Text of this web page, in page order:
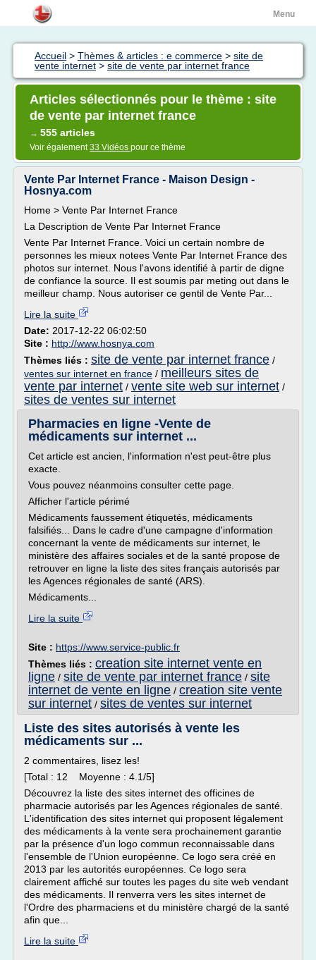
Menu
Accueil > Thèmes & articles : e commerce > site de
vente internet > site de vente par internet france
Articles sélectionnés pour le thème : site
de vente par internet france
→ 555 articles
Voir également33 Vidéos pour ce thème
Vente Par Internet France - Maison Design -
Hosnya.com
Home > Vente Par Internet France
La Description de Vente Par Internet France
Vente Par Internet France. Voici un certain nombre de
personnes les mieux notees Vente Par Internet France des
photos sur internet. Nous l'avons identifié à partir de digne
de confiance la source. Il est soumis par meting out dans le
meilleur champ. Nous autoriser ce gentil de Vente Par...
Lire la suite
Date: 2017-12-22 06:02:50
Site : http://www.hosnya.com
Thèmes liés : site de vente par internet france /
ventes sur internet en france / meilleurs sites de
vente par internet / vente site web sur internet /
sites de ventes sur internet
Pharmacies en ligne -Vente de
médicaments sur internet ...
Cet article est ancien, l'information n'est peut-être plus
exacte.
Vous pouvez néanmoins consulter cette page.
Afficher l'article périmé
Médicaments faussement étiquetés, médicaments
falsifiés... Dans le cadre d'une campagne d'information
concernant la vente de médicaments sur internet, le
ministère des affaires sociales et de la santé propose de
retrouver en ligne la liste des sites français autorisés par
les Agences régionales de santé (ARS).
Médicaments...
Lire la suite
Site : https://www.service-public.fr
Thèmes liés : creation site internet vente en
ligne / site de vente par internet france / site
internet de vente en ligne / creation site vente
sur internet / sites de ventes sur internet
Liste des sites autorisés à vente les
médicaments sur ...
2 commentaires, lisez les!
[Total : 12 Moyenne : 4.1/5]
Découvrez la liste des sites internet des officines de
pharmacie autorisés par les Agences régionales de santé.
L'identification des sites internet qui proposent légalement
des médicaments à la vente sera prochainement garantie
par la présence d'un logo commun reconnaissable dans
l'ensemble de l'Union européenne. Ce logo sera créé en
2013 par les autorités européennes. Ce logo sera
clairement affiché sur toutes les pages du site web vendant
des médicaments. Il renverra vers les sites internet de
l'Ordre des pharmaciens et du ministère chargé de la santé
afin que...
Lire la suite